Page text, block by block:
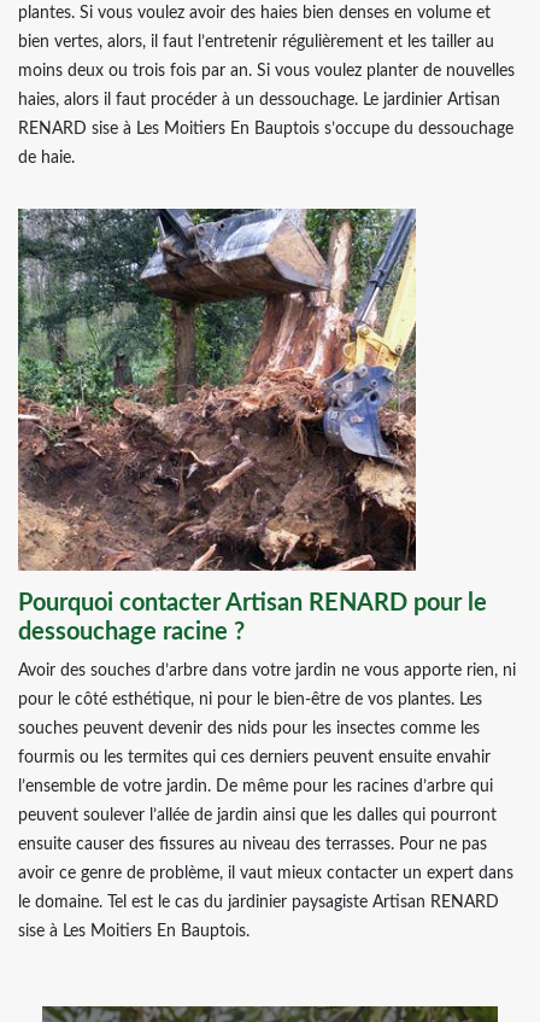
plantes. Si vous voulez avoir des haies bien denses en volume et
bien vertes, alors, il faut l’entretenir régulièrement et les tailler au
moins deux ou trois fois par an. Si vous voulez planter de nouvelles
haies, alors il faut procéder à un dessouchage. Le jardinier Artisan
RENARD sise à Les Moitiers En Bauptois s’occupe du dessouchage
de haie.
Pourquoi contacter Artisan RENARD pour le
dessouchage racine ?
Avoir des souches d’arbre dans votre jardin ne vous apporte rien, ni
pour le côté esthétique, ni pour le bien-être de vos plantes. Les
souches peuvent devenir des nids pour les insectes comme les
fourmis ou les termites qui ces derniers peuvent ensuite envahir
l’ensemble de votre jardin. De même pour les racines d’arbre qui
peuvent soulever l’allée de jardin ainsi que les dalles qui pourront
ensuite causer des fissures au niveau des terrasses. Pour ne pas
avoir ce genre de problème, il vaut mieux contacter un expert dans
le domaine. Tel est le cas du jardinier paysagiste Artisan RENARD
sise à Les Moitiers En Bauptois.